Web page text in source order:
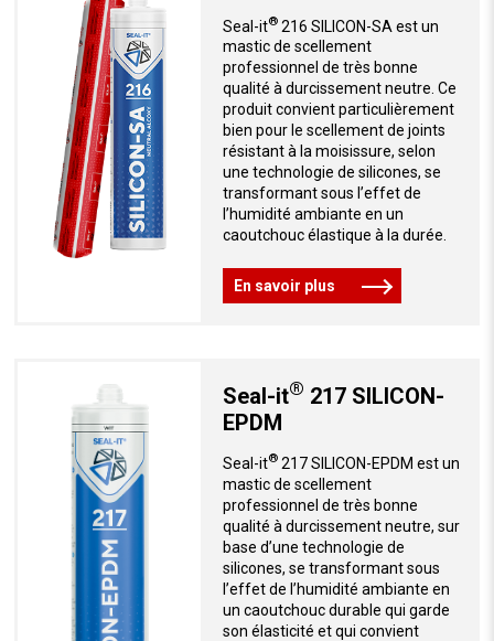
Seal-it®216 SILICON-SA est un
mastic de scellement
professionnel de très bonne
qualité à durcissement neutre. Ce
produit convient particulièrement
bien pour le scellement de joints
résistant à la moisissure, selon
une technologie de silicones, se
transformant sous l’effet de
l’humidité ambiante en un
caoutchouc élastique à la durée.
En savoir plus
Seal-it® 217 SILICON-
EPDM
Seal-it®217 SILICON-EPDM est un
mastic de scellement
professionnel de très bonne
qualité à durcissement neutre, sur
base d’une technologie de
silicones, se transformant sous
l’effet de l’humidité ambiante en
un caoutchouc durable qui garde
son élasticité et qui convient